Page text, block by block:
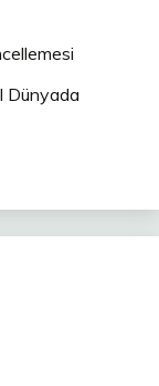
Dünyada